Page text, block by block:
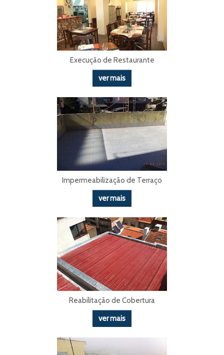
Execução de Restaurante
ver mais
Impermeabilização de Terraço
ver mais
Reabilitação de Cobertura
ver mais